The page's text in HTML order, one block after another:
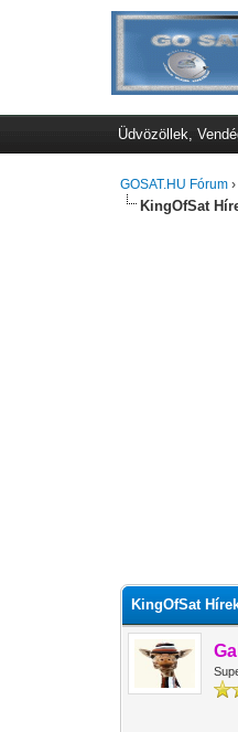
Üdvözöllek,
GOSAT.HU Fórum ›
KingOfSat
KingOfSat